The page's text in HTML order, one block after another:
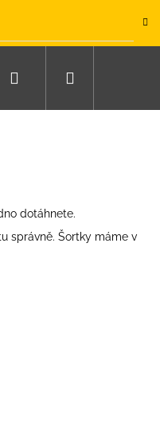
Přihlášení
dotáhnete.
správně. Šortky máme v